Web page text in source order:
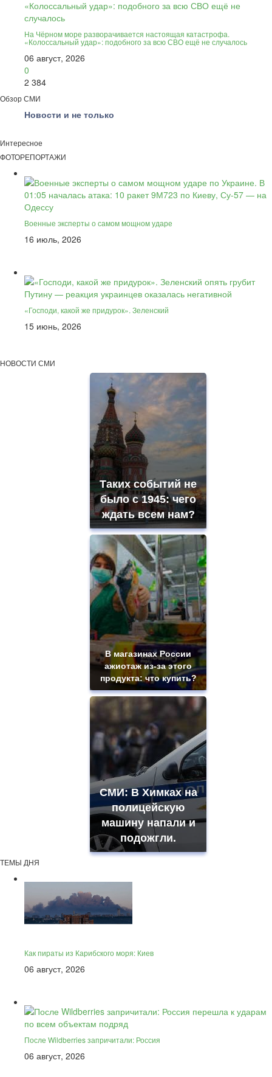
На Чёрном море разворачивается настоящая катастрофа.
«Колоссальный удар»: подобного за всю СВО ещё не случалось
06 август, 2026
0
2 384
Обзор СМИ
Новости и не только
Интересное
ФОТОРЕПОРТАЖИ
Военные эксперты о самом мощном ударе
16 июль, 2026
«Господи, какой же придурок». Зеленский
15 июнь, 2026
НОВОСТИ СМИ
Таких событий не
было с 1945: чего
ждать всем нам?
В магазинах России
ажиотаж из-за этого
продукта: что купить?
СМИ: В Химках на
полицейскую
машину напали и
подожгли.
ТЕМЫ ДНЯ
Как пираты из Карибского моря: Киев
06 август, 2026
После Wildberries запричитали: Россия
06 август, 2026